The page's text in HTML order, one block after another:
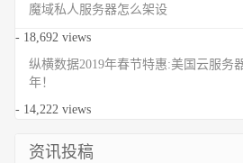
魔域私人服务器怎么架设
- 18,692 views
纵横数据2019年春节特惠:美国云服务
年！
- 14,222 views
资讯投稿